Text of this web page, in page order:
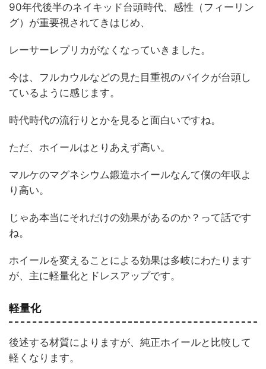
90年代後半のネイキッド台頭時代、感性（フィーリン
グ）が重要視されてきはじめ、
レーサーレプリカがなくなっていきました。
今は、フルカウルなどの見た目重視のバイクが台頭し
ているように感じます。
時代時代の流行りとかを見ると面白いですね。
ただ、ホイールはとりあえず高い。
マルケのマグネシウム鍛造ホイールなんて僕の年収よ
り高い。
じゃあ本当にそれだけの効果があるのか？って話です
ね。
ホイールを変えることによる効果は多岐にわたります
が、主に軽量化とドレスアップです。
軽量化
後述する材質によりますが、純正ホイールと比較して
軽くなります。